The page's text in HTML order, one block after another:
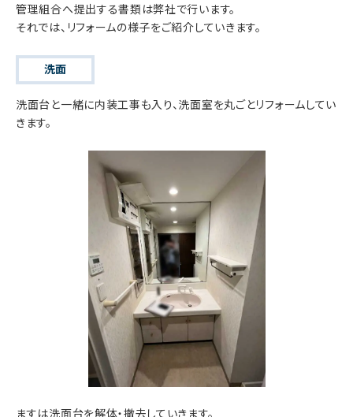
管理組合へ提出する書類は弊社で行います。
それでは、リフォームの様子をご紹介していきます。
洗面
洗面台と一緒に内装工事も入り、洗面室を丸ごとリフォームしてい
きます。
ますは洗面台を解体・撤去していきます。